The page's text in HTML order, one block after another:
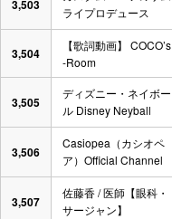
3,503
ライプロデュース
3,504
【歌詞動画】 COCO’s
-Room
3,505
ディズニー・ネイボー
ル Disney Neyball
3,506
Casiopea（カシオペ
ア）Official Channel
3,507
佐藤香 / 医師【眼科・
サージャン】